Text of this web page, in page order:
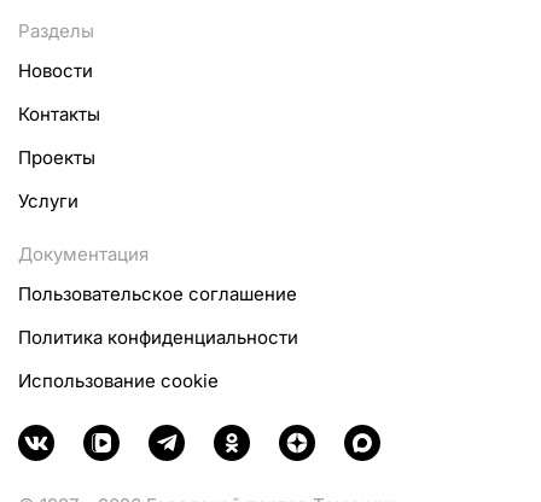
Разделы
Новости
Контакты
Проекты
Услуги
Документация
Пользовательское соглашение
Политика конфиденциальности
Использование cookie